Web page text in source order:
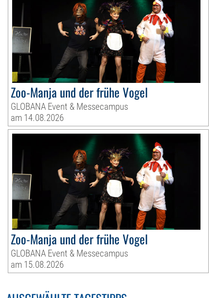
Zoo-Manja und der frühe Vogel
GLOBANA Event & Messecampus
am 14.08.2026
Zoo-Manja und der frühe Vogel
GLOBANA Event & Messecampus
am 15.08.2026